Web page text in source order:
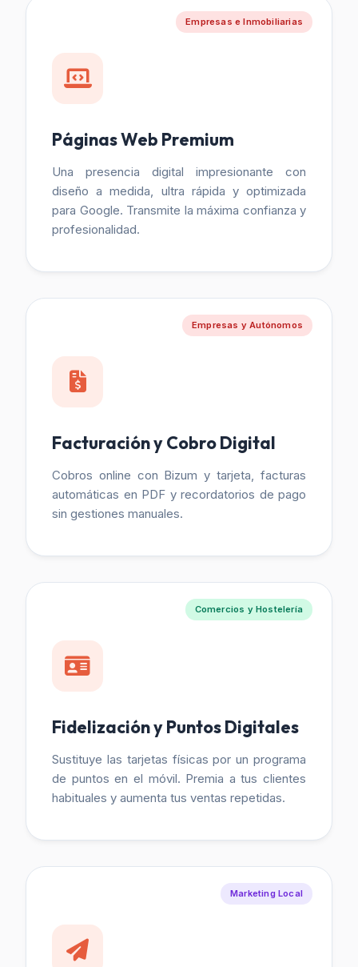
Empresas e Inmobiliarias
Páginas Web Premium
Una presencia digital impresionante con
diseño a medida, ultra rápida y optimizada
para Google. Transmite la máxima confianza y
profesionalidad.
Empresas y Autónomos
Facturación y Cobro Digital
Cobros online con Bizum y tarjeta, facturas
automáticas en PDF y recordatorios de pago
sin gestiones manuales.
Comercios y Hostelería
Fidelización y Puntos Digitales
Sustituye las tarjetas físicas por un programa
de puntos en el móvil. Premia a tus clientes
habituales y aumenta tus ventas repetidas.
Marketing Local